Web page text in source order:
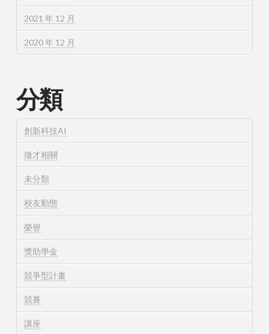
2021 年 12 月
2020 年 12 月
分類
創新科技AI
徵才相關
未分類
校友動態
榮譽
獎助學金
競爭型計畫
競賽
講座